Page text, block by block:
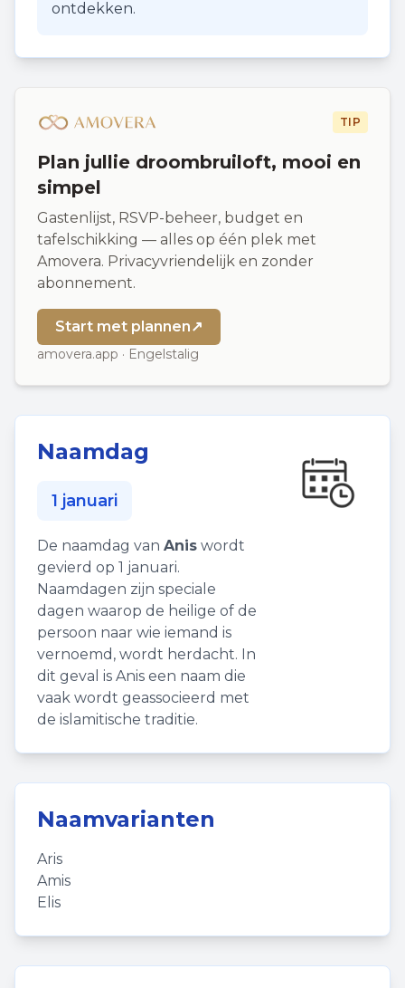
ontdekken.
TIP
Plan jullie droombruiloft, mooi en
simpel
Gastenlijst, RSVP-beheer, budget en
tafelschikking — alles op één plek met
Amovera. Privacyvriendelijk en zonder
abonnement.
Start met plannen↗
amovera.app · Engelstalig
Naamdag
1 januari
De naamdag van Anis wordt
gevierd op 1 januari.
Naamdagen zijn speciale
dagen waarop de heilige of de
persoon naar wie iemand is
vernoemd, wordt herdacht. In
dit geval is Anis een naam die
vaak wordt geassocieerd met
de islamitische traditie.
Naamvarianten
Aris
Amis
Elis